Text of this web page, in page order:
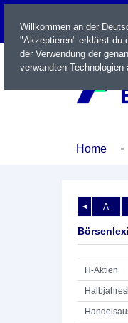
Home
◄ A
H-Aktien
Willkommen an der
"Akzeptieren" erklärst du
der Verwendung der
verwandten